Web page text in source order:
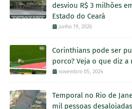
desviou R$ 3 milhões
Estado do Ceará
junho 19, 2026
Corinthians pode ser
porco? Veja o que diz a
novembro 05, 2024
Temporal no Rio de
mil pessoas desalojadas